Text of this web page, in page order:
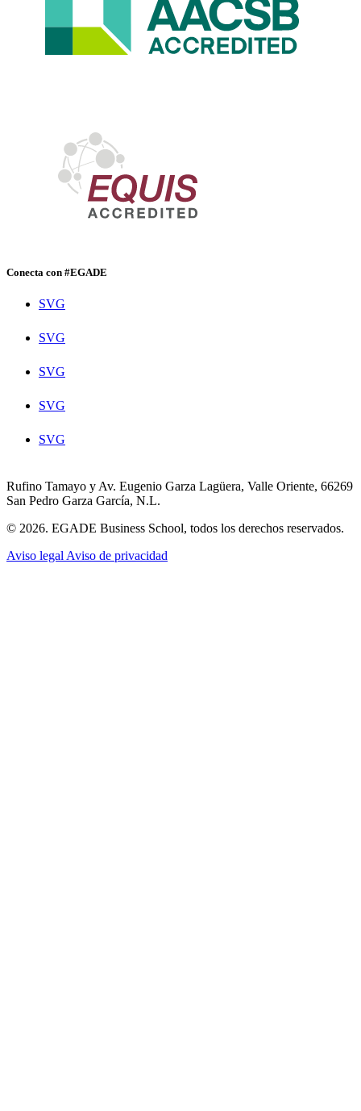
Conecta con #EGADE
SVG
SVG
SVG
SVG
SVG
Rufino Tamayo y Av. Eugenio Garza Lagüera, Valle Oriente, 66269
San Pedro Garza García, N.L.
© 2026. EGADE Business School, todos los derechos reservados.
Aviso legal Aviso de privacidad